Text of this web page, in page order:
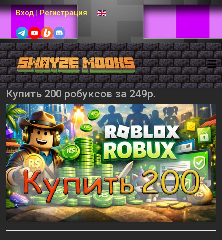
Вход | Регистрация Выберите язык
Купить 200 робуксов за 249р.